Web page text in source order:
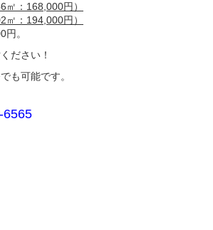
：168,000円）
：194,000円）
。
ださい！
も可能です。